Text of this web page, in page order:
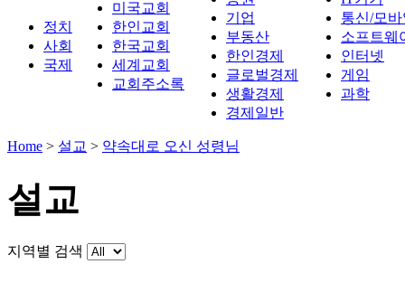
정치
사회
국제
미국교회
한인교회
한국교회
세계교회
교회주소록
기업
부동산
한인경제
글로벌경제
생활경제
경제일반
통신/모
소프트웨
인터넷
게임
과학
Home > 설교 > 약속대로 오신 성령님
설교
지역별 검색